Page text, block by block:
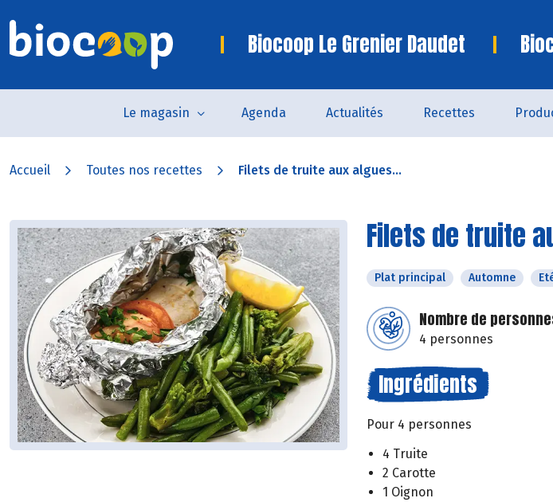
Biocoop Le Grenier Daudet
Le magasin Agenda Actualités Recettes
Accueil Toutes nos recettes Filets de truite aux algues...
Filets de truite
Plat principal Automne
Nombre de
4 personnes
Ingrédients
Pour 4 personnes
4 Truite
2 Carotte
1 Oignon